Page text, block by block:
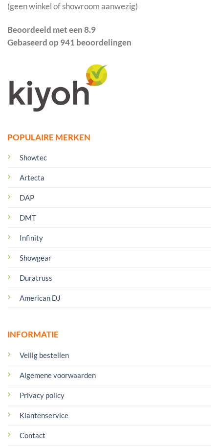
POPULAIRE MERKEN
Showtec
Artecta
DAP
DMT
Infinity
Showgear
Duratruss
American DJ
INFORMATIE
Veilig bestellen
Algemene voorwaarden
Privacy policy
Klantenservice
Contact
(geen winkel of showroom aanwezig)
Beoordeeld met een 8.9
Gebaseerd op 941 beoordelingen